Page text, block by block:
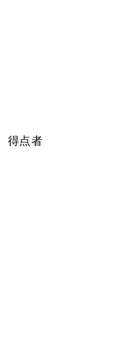
得点者